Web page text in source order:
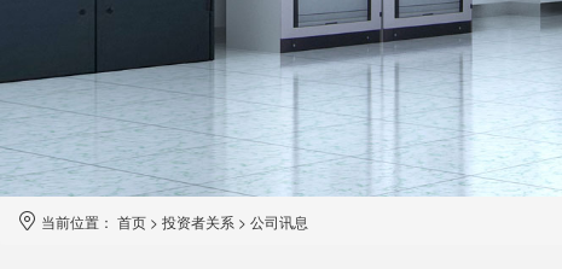
当前位置： 首页 > 投资者关系 > 公司讯息